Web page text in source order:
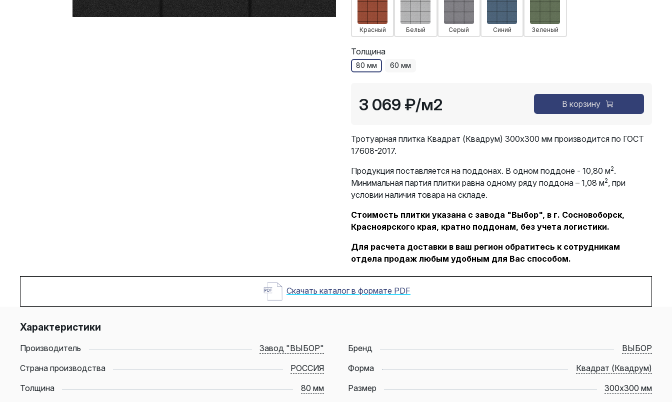
Красный Белый Серый Синий Зеленый
Толщина
80 мм 60 мм
3 069 ₽/м2 В корзину
Тротуарная плитка Квадрат (Квадрум) 300х300 мм производится по ГОСТ
17608-2017.
Продукция поставляется на поддонах. В одном поддоне - 10,80 м2.
Минимальная партия плитки равна одному ряду поддона – 1,08 м2, при
условии наличия товара на складе.
Стоимость плитки указана с завода "Выбор", в г. Сосновоборск,
Красноярского края, кратно поддонам, без учета логистики.
Для расчета доставки в ваш регион обратитесь к сотрудникам
отдела продаж любым удобным для Вас способом.
Скачать каталог в формате PDF
Характеристики
Производитель Завод "ВЫБОР" Бренд
ВЫБОР
Страна производства
РОССИЯ Форма
Квадрат (Квадрум)
Толщина
80 мм Размер
300х300 мм